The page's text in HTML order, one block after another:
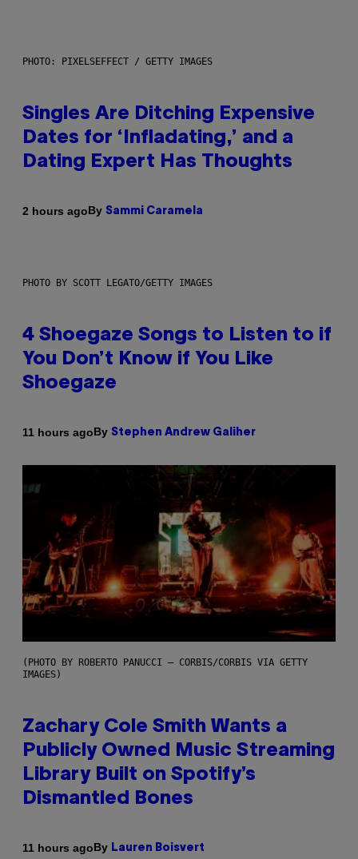
PHOTO: PIXELSEFFECT / GETTY IMAGES
Singles Are Ditching Expensive
Dates for ‘Infladating,’ and a
Dating Expert Has Thoughts
2 hours agoBy Sammi Caramela
PHOTO BY SCOTT LEGATO/GETTY IMAGES
4 Shoegaze Songs to Listen to if
You Don’t Know if You Like
Shoegaze
11 hours agoBy Stephen Andrew Galiher
(PHOTO BY ROBERTO PANUCCI – CORBIS/CORBIS VIA GETTY
IMAGES)
Zachary Cole Smith Wants a
Publicly Owned Music Streaming
Library Built on Spotify’s
Dismantled Bones
11 hours agoBy Lauren Boisvert